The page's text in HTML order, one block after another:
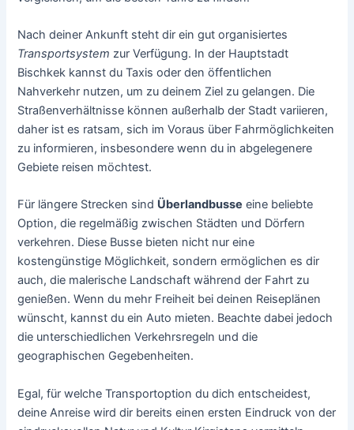
Nach deiner Ankunft steht dir ein gut organisiertes
Transportsystem zur Verfügung. In der Hauptstadt
Bischkek kannst du Taxis oder den öffentlichen
Nahverkehr nutzen, um zu deinem Ziel zu gelangen. Die
Straßenverhältnisse können außerhalb der Stadt variieren,
daher ist es ratsam, sich im Voraus über Fahrmöglichkeiten
zu informieren, insbesondere wenn du in abgelegenere
Gebiete reisen möchtest.
Für längere Strecken sind Überlandbusse eine beliebte
Option, die regelmäßig zwischen Städten und Dörfern
verkehren. Diese Busse bieten nicht nur eine
kostengünstige Möglichkeit, sondern ermöglichen es dir
auch, die malerische Landschaft während der Fahrt zu
genießen. Wenn du mehr Freiheit bei deinen Reiseplänen
wünscht, kannst du ein Auto mieten. Beachte dabei jedoch
die unterschiedlichen Verkehrsregeln und die
geographischen Gegebenheiten.
Egal, für welche Transportoption du dich entscheidest,
deine Anreise wird dir bereits einen ersten Eindruck von der